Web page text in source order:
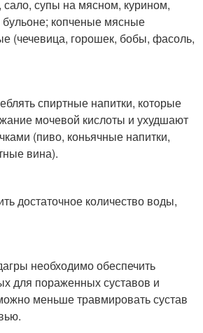
сало, супы на мясном, курином,
копченые мясные
(чечевица, горошек, бобы, фасоль,
спиртные напитки, которые
мочевой кислоты и ухудшают
(пиво, коньячные напитки,
вина).
достаточное количество воды,
необходимо обеспечить
для пораженных суставов и
меньше травмировать сустав